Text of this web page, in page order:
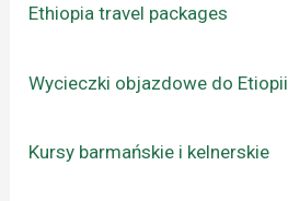
Ethiopia travel packages
Wycieczki objazdowe do Etiopii
Kursy barmańskie i kelnerskie